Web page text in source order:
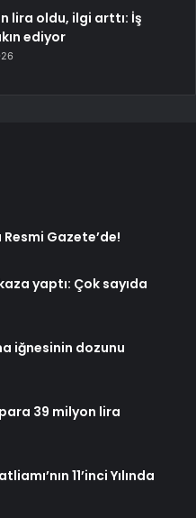
lira oldu, ilgi arttı: İş
ediyor
Gazete’de!
yaptı: Çok sayıda
iğnesinin dozunu
39 milyon lira
11’inci Yılında